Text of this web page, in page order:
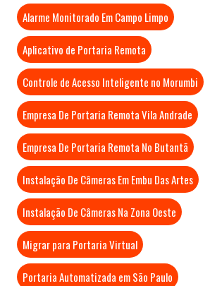
Alarme Monitorado Em Campo Limpo
Aplicativo de Portaria Remota
Controle de Acesso Inteligente no Morumbi
Empresa De Portaria Remota Vila Andrade
Empresa De Portaria Remota No Butantã
Instalação De Câmeras Em Embu Das Artes
Instalação De Câmeras Na Zona Oeste
Migrar para Portaria Virtual
Portaria Automatizada em São Paulo